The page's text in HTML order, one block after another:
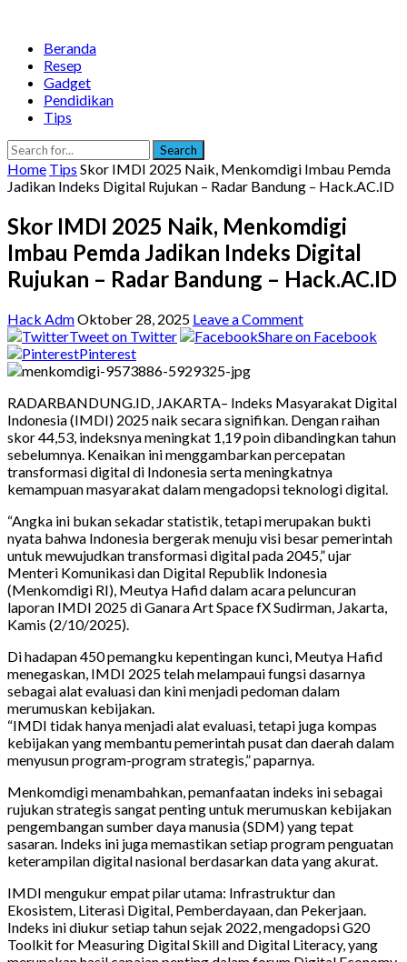
Beranda
Resep
Gadget
Pendidikan
Tips
Search
Home Tips Skor IMDI 2025 Naik, Menkomdigi Imbau Pemda
Jadikan Indeks Digital Rujukan – Radar Bandung – Hack.AC.ID
Skor IMDI 2025 Naik, Menkomdigi
Imbau Pemda Jadikan Indeks Digital
Rujukan – Radar Bandung – Hack.AC.ID
Hack AdmOktober 28, 2025 Leave a Comment
Tweet on Twitter
Share on Facebook
Pinterest
RADARBANDUNG.ID, JAKARTA– Indeks Masyarakat Digital
Indonesia (IMDI) 2025 naik secara signifikan. Dengan raihan
skor 44,53, indeksnya meningkat 1,19 poin dibandingkan tahun
sebelumnya. Kenaikan ini menggambarkan percepatan
transformasi digital di Indonesia serta meningkatnya
kemampuan masyarakat dalam mengadopsi teknologi digital.
“Angka ini bukan sekadar statistik, tetapi merupakan bukti
nyata bahwa Indonesia bergerak menuju visi besar pemerintah
untuk mewujudkan transformasi digital pada 2045,” ujar
Menteri Komunikasi dan Digital Republik Indonesia
(Menkomdigi RI), Meutya Hafid dalam acara peluncuran
laporan IMDI 2025 di Ganara Art Space fX Sudirman, Jakarta,
Kamis (2/10/2025).
Di hadapan 450 pemangku kepentingan kunci, Meutya Hafid
menegaskan, IMDI 2025 telah melampaui fungsi dasarnya
sebagai alat evaluasi dan kini menjadi pedoman dalam
merumuskan kebijakan.
“IMDI tidak hanya menjadi alat evaluasi, tetapi juga kompas
kebijakan yang membantu pemerintah pusat dan daerah dalam
menyusun program-program strategis,” paparnya.
Menkomdigi menambahkan, pemanfaatan indeks ini sebagai
rujukan strategis sangat penting untuk merumuskan kebijakan
pengembangan sumber daya manusia (SDM) yang tepat
sasaran. Indeks ini juga memastikan setiap program penguatan
keterampilan digital nasional berdasarkan data yang akurat.
IMDI mengukur empat pilar utama: Infrastruktur dan
Ekosistem, Literasi Digital, Pemberdayaan, dan Pekerjaan.
Indeks ini diukur setiap tahun sejak 2022, mengadopsi G20
Toolkit for Measuring Digital Skill and Digital Literacy, yang